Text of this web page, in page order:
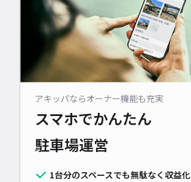
アキッパならオーナー機能も充実
スマホでかんたん
駐車場運営
1台分のスペースでも無駄なく収益化